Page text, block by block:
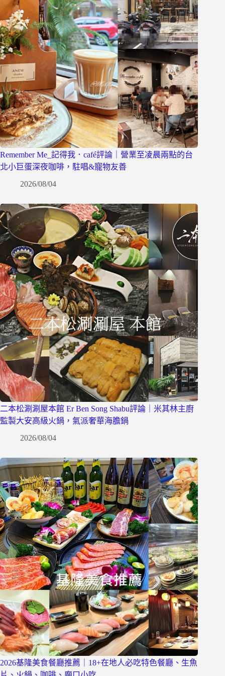
Remember Me_記得我．café評論｜營業至凌晨兩點的台
北小巨蛋深夜咖啡，駐唱&寵物友善
2026/08/04
二本松涮涮屋本館 Er Ben Song Shabu評論｜米其林主廚
監製大安高級火鍋，氣派奢華海膽鍋
2026/08/04
2026基隆美食餐廳推薦｜18+在地人必吃特色餐廳、生魚